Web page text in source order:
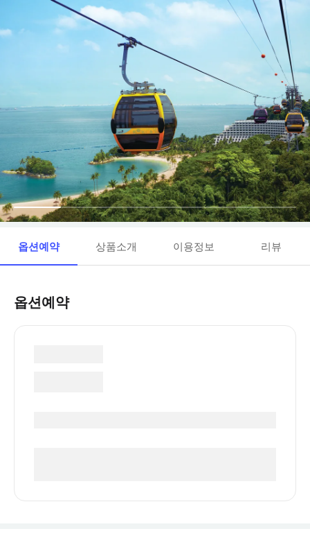
옵션예약 상품소개 이용정보 리뷰
옵션예약